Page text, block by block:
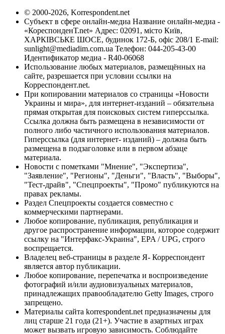
© 2000-2026, Korrespondent.net
Субъект в сфере онлайн-медиа Название онлайн-медиа -
«КореспонденТ.net» Адрес: 02091, місто Київ,
ХАРКІВСЬКЕ ШОСЕ, будинок 172-Б, офіс 208/1 E-mail:
sunlight@mediadim.com.ua Телефон: 044-205-43-00
Идентификатор медиа - R40-06068
Использование любых материалов, размещённых на
сайте, разрешается при условии ссылки на
Корреспондент.net.
При копировании материалов со страницы «Новости
Украины и мира», для интернет-изданий – обязательна
прямая открытая для поисковых систем гиперссылка.
Ссылка должна быть размещена в независимости от
полного либо частичного использования материалов.
Гиперссылка (для интернет- изданий) – должна быть
размещена в подзаголовке или в первом абзаце
материала.
Новости с пометками "Мнение", "Экспертиза",
"Заявление", "Регионы", "Деньги", "Власть", "Выборы",
"Тест-драйв", "Спецпроекты", "Промо" публикуются на
правах рекламы.
Раздел Спецпроекты создается совместно с
коммерческими партнерами.
Любое копирование, публикация, републикация и
другое распространение информации, которое содержит
ссылку на "Интерфакс-Украина", EPA / UPG, строго
воспрещается.
Владелец веб-страницы в разделе Я- Корреспондент
является автор публикации.
Любое копирование, перепечатка и воспроизведение
фотографий и/или аудиовизуальных материалов,
принадлежащих правообладателю Getty Images, строго
запрещено.
Материалы сайта korrespondent.net предназначены для
лиц старше 21 года (21+). Участие в азартных играх
может вызвать игровую зависимость. Соблюдайте